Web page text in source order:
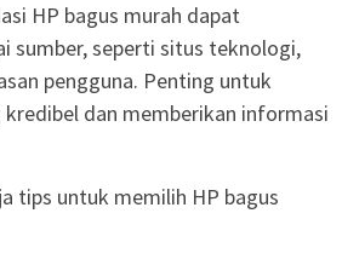
HP bagus murah dapat
sumber, seperti situs teknologi,
pengguna. Penting untuk
kredibel dan memberikan informasi
tips untuk memilih HP bagus